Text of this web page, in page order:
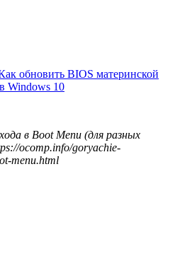
обновить BIOS материнской
Windows 10
в Boot Menu (для разных
ocomp.info/goryachie-
menu.html